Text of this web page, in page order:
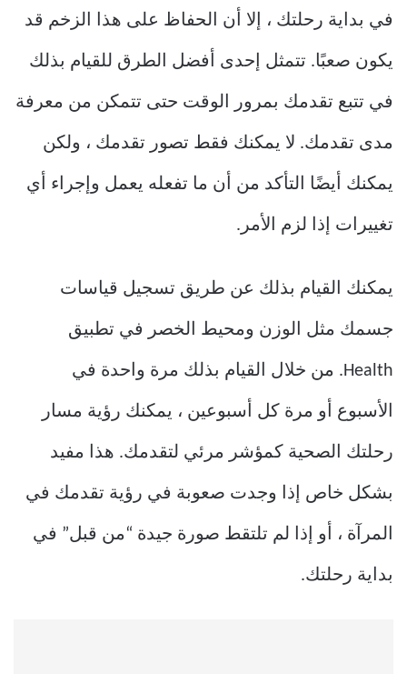
في بداية رحلتك ، إلا أن الحفاظ على هذا الزخم قد
يكون صعبًا. تتمثل إحدى أفضل الطرق للقيام بذلك
في تتبع تقدمك بمرور الوقت حتى تتمكن من معرفة
مدى تقدمك. لا يمكنك فقط تصور تقدمك ، ولكن
يمكنك أيضًا التأكد من أن ما تفعله يعمل وإجراء أي
تغييرات إذا لزم الأمر.
يمكنك القيام بذلك عن طريق تسجيل قياسات
جسمك مثل الوزن ومحيط الخصر في تطبيق
Health. من خلال القيام بذلك مرة واحدة في
الأسبوع أو مرة كل أسبوعين ، يمكنك رؤية مسار
رحلتك الصحية كمؤشر مرئي لتقدمك. هذا مفيد
بشكل خاص إذا وجدت صعوبة في رؤية تقدمك في
المرآة ، أو إذا لم تلتقط صورة جيدة “من قبل” في
بداية رحلتك.